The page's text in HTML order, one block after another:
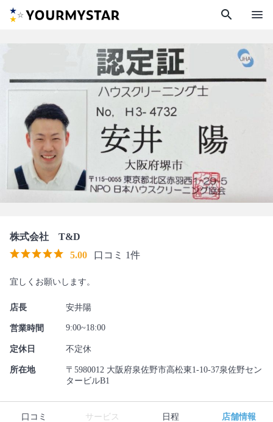
search menu
株式会社 T&D
5.00
口コミ 1件
宜しくお願いします。
店長 安井陽
営業時間 9:00~18:00
定休日 不定休
所在地
〒5980012 大阪府泉佐野市高松東1-10-37泉佐野セン
タービルB1
口コミ サービス 日程 店舗情報